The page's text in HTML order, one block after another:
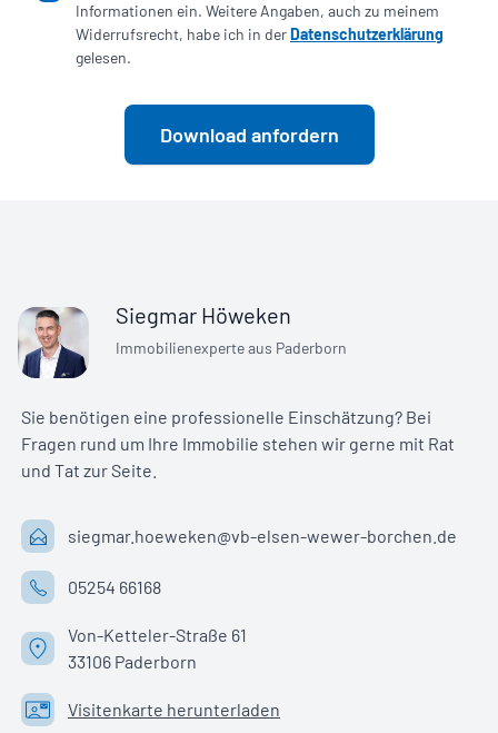
Informationen ein. Weitere Angaben, auch zu meinem
Widerrufsrecht, habe ich in der Datenschutzerklärung
gelesen.
Download anfordern
Siegmar Höweken
Immobilienexperte aus Paderborn
Sie benötigen eine professionelle Einschätzung? Bei
Fragen rund um Ihre Immobilie stehen wir gerne mit Rat
und Tat zur Seite.
siegmar.hoeweken@vb-elsen-wewer-borchen.de
05254 66168
Von-Ketteler-Straße 61
33106 Paderborn
Visitenkarte herunterladen